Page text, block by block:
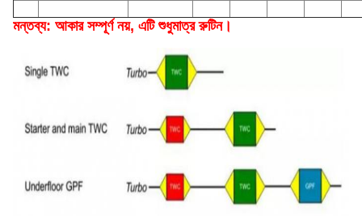
মন্তব্য: আকার সম্পূর্ণ নয়, এটি শুধুমাত্র রুটিন।